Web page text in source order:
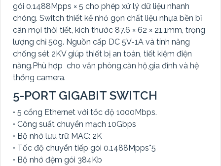
gói 0.1488Mpps × 5 cho phép xử lý dữ liệu nhanh
chóng. Switch thiết kế nhỏ gọn chất liệu nhựa bền bỉ
cân mọi thời tiết, kích thước 87.6 × 62 × 21.1mm, trọng
lượng chỉ 50g. Nguồn cấp DC 5V-1A và tính năng
chống sét 2KV giúp thiết bị an toàn, tiết kiệm điện
năng.Phù hợp cho văn phòng,căn hộ,gia đình và hệ
thống camera.
5-PORT GIGABIT SWITCH
• 5 cổng Ethernet với tốc độ 1000Mbps.
• Công suất chuyển mạch 10Gbps
• Bộ nhớ lưu trữ MAC: 2K
• Tốc độ chuyển tiếp gói 0.1488Mpps*5
• Bộ nhớ đệm gói 384Kb